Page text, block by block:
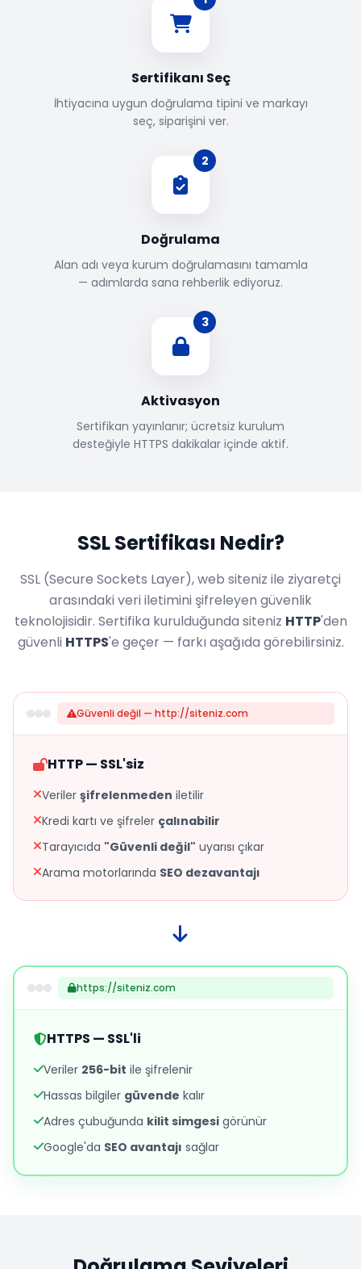
Sertifikanı Seç
İhtiyacına uygun doğrulama tipini ve markayı
seç, siparişini ver.
2
Doğrulama
Alan adı veya kurum doğrulamasını tamamla
— adımlarda sana rehberlik ediyoruz.
3
Aktivasyon
Sertifikan yayınlanır; ücretsiz kurulum
desteğiyle HTTPS dakikalar içinde aktif.
SSL Sertifikası Nedir?
SSL (Secure Sockets Layer), web siteniz ile ziyaretçi
arasındaki veri iletimini şifreleyen güvenlik
teknolojisidir. Sertifika kurulduğunda siteniz HTTP'den
güvenli HTTPS'e geçer — farkı aşağıda görebilirsiniz.
Güvenli değil — http://siteniz.com
HTTP — SSL'siz
Veriler şifrelenmeden iletilir
Kredi kartı ve şifreler çalınabilir
Tarayıcıda "Güvenli değil" uyarısı çıkar
Arama motorlarında SEO dezavantajı
https://siteniz.com
HTTPS — SSL'li
Veriler 256-bit ile şifrelenir
Hassas bilgiler güvende kalır
Adres çubuğunda kilit simgesi görünür
Google'da SEO avantajı sağlar